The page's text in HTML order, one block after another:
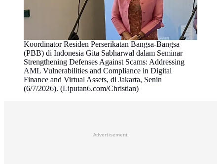
Koordinator Residen Perserikatan Bangsa-Bangsa
(PBB) di Indonesia Gita Sabharwal dalam Seminar
Strengthening Defenses Against Scams: Addressing
AML Vulnerabilities and Compliance in Digital
Finance and Virtual Assets, di Jakarta, Senin
(6/7/2026). (Liputan6.com/Christian)
Advertisement